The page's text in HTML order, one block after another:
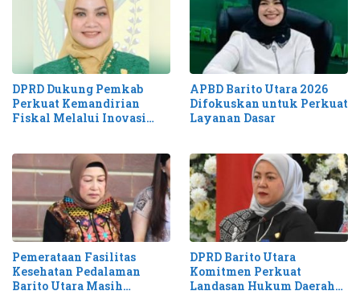
DPRD Dukung Pemkab
Perkuat Kemandirian
Fiskal Melalui Inovasi
APBD Barito Utara 2026
Difokuskan untuk Perkuat
Layanan Dasar
Pemerataan Fasilitas
Kesehatan Pedalaman
Barito Utara Masih
DPRD Barito Utara
Komitmen Perkuat
Landasan Hukum Daerah